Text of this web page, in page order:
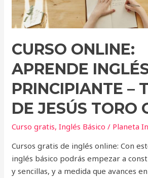
CURSO ONLINE:
APRENDE
PRINCIPIANTE –
DE JESÚS TORO
Curso gratis,Inglés Básico / Planeta
Cursos gratis de inglés online: Con
inglés básico podrás empezar a
y sencillas, y a medida que avances
de
Jesús
Gamero